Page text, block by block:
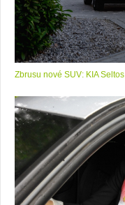
Zbrusu nové SUV: KIA Seltos